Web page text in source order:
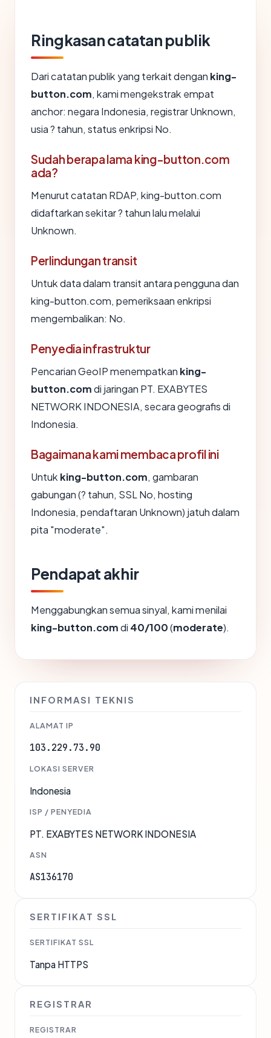
Ringkasan catatan publik
Dari catatan publik yang terkait dengan king-
button.com, kami mengekstrak empat
anchor: negara Indonesia, registrar Unknown,
usia ? tahun, status enkripsi No.
Sudah berapa lama king-button.com
ada?
Menurut catatan RDAP, king-button.com
didaftarkan sekitar ? tahun lalu melalui
Unknown.
Perlindungan transit
Untuk data dalam transit antara pengguna dan
king-button.com, pemeriksaan enkripsi
mengembalikan: No.
Penyedia infrastruktur
Pencarian GeoIP menempatkan king-
button.comdi jaringan PT. EXABYTES
NETWORK INDONESIA, secara geografis di
Indonesia.
Bagaimana kami membaca profil ini
Untuk king-button.com, gambaran
gabungan (? tahun, SSL No, hosting
Indonesia, pendaftaran Unknown) jatuh dalam
pita "moderate".
Pendapat akhir
Menggabungkan semua sinyal, kami menilai
king-button.comdi 40/100(moderate).
INFORMASI TEKNIS
ALAMAT IP
103.229.73.90
LOKASI SERVER
Indonesia
ISP / PENYEDIA
PT. EXABYTES NETWORK INDONESIA
ASN
AS136170
SERTIFIKAT SSL
SERTIFIKAT SSL
Tanpa HTTPS
REGISTRAR
REGISTRAR